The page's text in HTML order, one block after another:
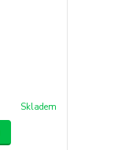
Skladem